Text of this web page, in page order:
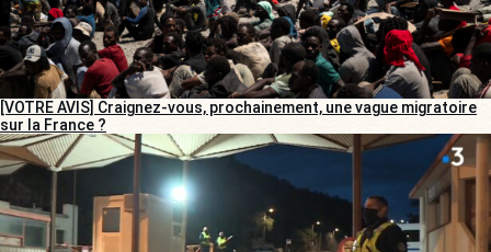
[VOTRE AVIS] Craignez-vous, prochainement, une vague migratoire
sur la France ?